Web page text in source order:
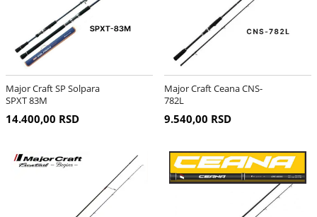
Major Craft SP Solpara
SPXT 83M
14.400,00 RSD
Major Craft Ceana CNS-
782L
9.540,00 RSD